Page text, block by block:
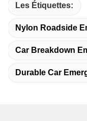
Les Étiquettes:
Nylon Roadside
Car Breakdown
Durable Car